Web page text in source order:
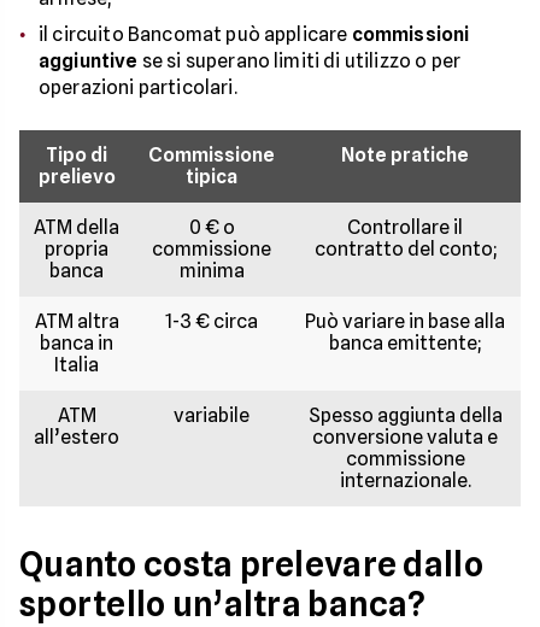
il circuito Bancomat può applicare commissioni
aggiuntive se si superano limiti di utilizzo o per
operazioni particolari.
Tipo di
prelievo
Commissione
tipica
Note pratiche
ATM della
propria
banca
0 € o
commissione
minima
Controllare il
contratto del conto;
ATM altra
banca in
Italia
1-3 € circa
Può variare in base alla
banca emittente;
ATM
all’estero
variabile
Spesso aggiunta della
conversione valuta e
commissione
internazionale.
Quanto costa prelevare dallo
sportello un’altra banca?